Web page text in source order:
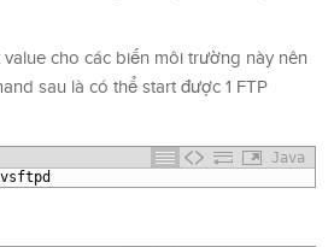
cho các biến môi trường này nên
sau là có thể start được 1 FTP
Java
vsftpd